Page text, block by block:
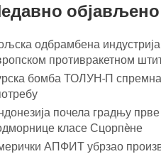
објављено
одбрамбена
противракетном
бомба ТОЛУН-П
почела градњу
класе Сцорпèне
АПФИТ убрзао